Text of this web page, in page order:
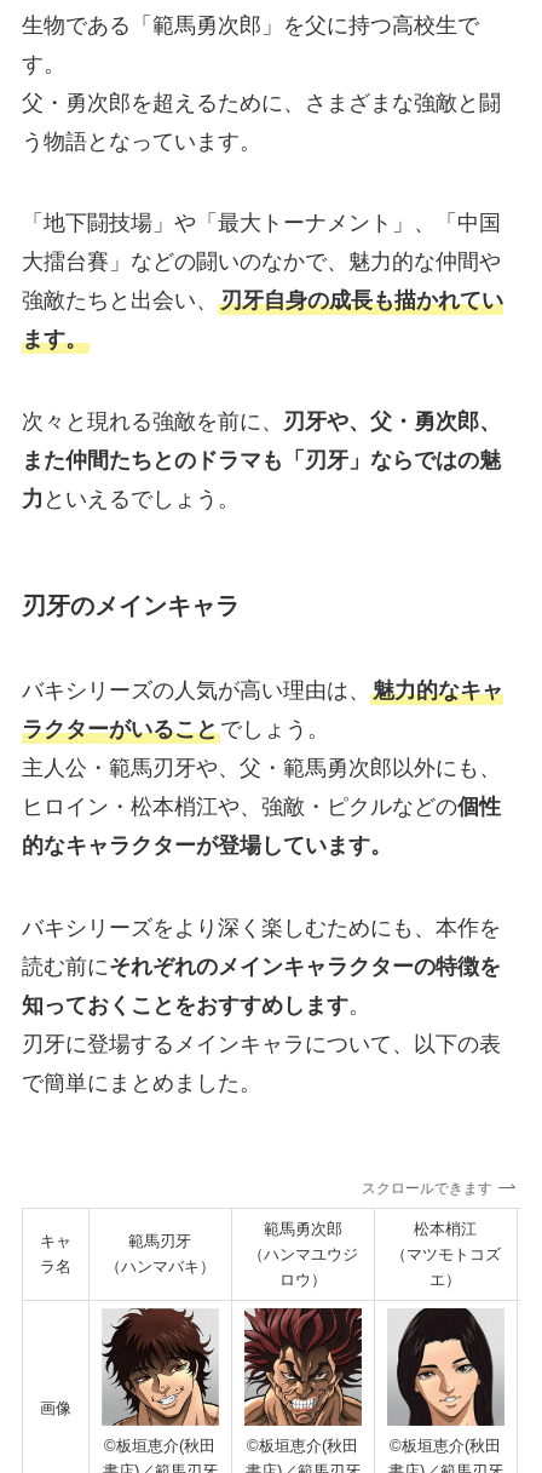
生物である「範馬勇次郎」を父に持つ高校生で
す。
父・勇次郎を超えるために、さまざまな強敵と闘
う物語となっています。
「地下闘技場」や「最大トーナメント」、「中国
大擂台賽」などの闘いのなかで、魅力的な仲間や
強敵たちと出会い、 刃牙自身の成長も描かれてい
ます。
次々と現れる強敵を前に、
刃牙や、父・勇次郎、
また仲間たちとのドラマも「刃牙」ならではの魅
力 といえるでしょう。
刃牙のメインキャラ
バキシリーズの人気が高い理由は、 魅力的なキャ
ラクターがいることでしょう。
主人公・範馬刃牙や、父・範馬勇次郎以外にも、
ヒロイン・松本梢江や、強敵・ピクルなどの個性
的なキャラクターが登場しています。
バキシリーズをより深く楽しむためにも、本作を
読む前にそれぞれのメインキャラクターの特徴を
知っておくことをおすすめします。
刃牙に登場するメインキャラについて、以下の表
で簡単にまとめました。
スクロールできます
キャ
ラ名
範馬刃牙
（ハンマバキ）
範馬勇次郎
（ハンマユウジ
ロウ）
松本梢江
（マツモトコズ
エ）
画像
©板垣恵介(秋田
©板垣恵介(秋田
©板垣恵介(秋田